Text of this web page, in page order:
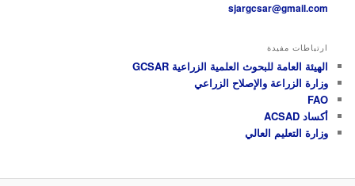
sjargcsar@gmail.com
ارتباطات مفيدة
الهيئة العامة للبحوث العلمية الزراعية GCSAR
وزارة الزراعة والإصلاح الزراعي
FAO
أكساد ACSAD
وزارة التعليم العالي